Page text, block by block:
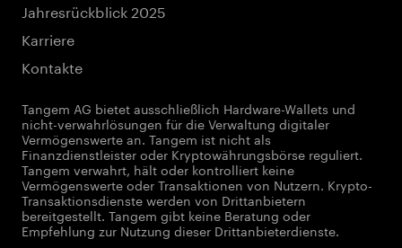
Jahresrückblick 2025
Karriere
Kontakte
Tangem AG bietet ausschließlich Hardware-Wallets und
nicht-verwahrlösungen für die Verwaltung digitaler
Vermögenswerte an. Tangem ist nicht als
Finanzdienstleister oder Kryptowährungsbörse reguliert.
Tangem verwahrt, hält oder kontrolliert keine
Vermögenswerte oder Transaktionen von Nutzern. Krypto-
Transaktionsdienste werden von Drittanbietern
bereitgestellt. Tangem gibt keine Beratung oder
Empfehlung zur Nutzung dieser Drittanbieterdienste.